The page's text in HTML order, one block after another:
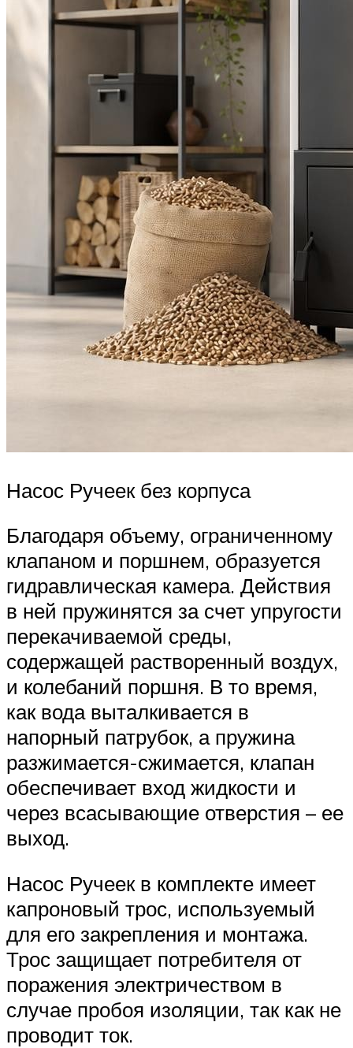
Насос Ручеек без корпуса
Благодаря объему, ограниченному
клапаном и поршнем, образуется
гидравлическая камера. Действия
в ней пружинятся за счет упругости
перекачиваемой среды,
содержащей растворенный воздух,
и колебаний поршня. В то время,
как вода выталкивается в
напорный патрубок, а пружина
разжимается-сжимается, клапан
обеспечивает вход жидкости и
через всасывающие отверстия – ее
выход.
Насос Ручеек в комплекте имеет
капроновый трос, используемый
для его закрепления и монтажа.
Трос защищает потребителя от
поражения электричеством в
случае пробоя изоляции, так как не
проводит ток.